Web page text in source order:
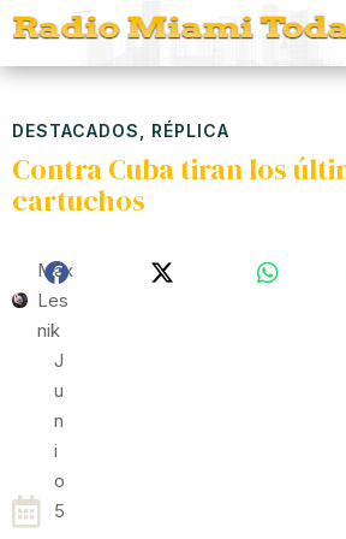
DESTACADOS RÉPLICA
Contra Cuba tiran los
cartuchos
Max
Les
Nik
J
U
N
I
O
5